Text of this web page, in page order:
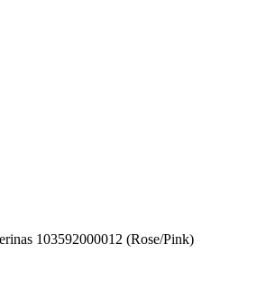
103592000012 (Rose/Pink)